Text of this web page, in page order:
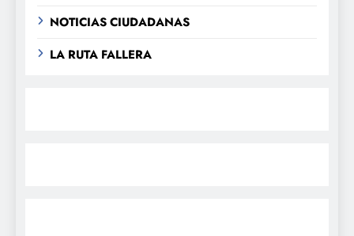
NOTICIAS CIUDADANAS
LA RUTA FALLERA